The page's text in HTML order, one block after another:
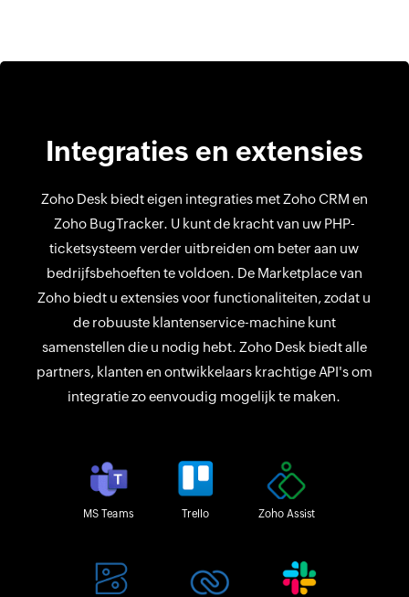
Integraties en extensies
Zoho Desk biedt eigen integraties met Zoho CRM en
Zoho BugTracker. U kunt de kracht van uw PHP-
ticketsysteem verder uitbreiden om beter aan uw
bedrijfsbehoeften te voldoen. De Marketplace van
Zoho biedt u extensies voor functionaliteiten, zodat u
de robuuste klantenservice-machine kunt
samenstellen die u nodig hebt. Zoho Desk biedt alle
partners, klanten en ontwikkelaars krachtige API's om
integratie zo eenvoudig mogelijk te maken.
MS Teams Trello Zoho Assist